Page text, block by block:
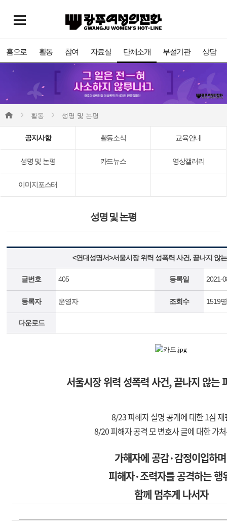
홈으로 활동 참여 자료실 단체소개 부설기관 상담
활동 성명 및 논평
공지사항 활동소식 교육안내
성명 및 논평 카드뉴스 영상갤러리
이미지포스터
성명 및 논평
<연대성명서>서울시장 위력 성폭력 사건, 끝나지 않
글번호 405 등록일 2021-
등록자 운영자 조회수 1519명
다운로드
서울시장 위력 성폭력 사건,끝나지 않는
8/23피해자 실명 공개에 대한1심 재
8/20피해자 공격 모 변호사 글에 대한 가
가해자에 공감·감정이입하
피해자·조력자를 공격하는 행
함께 멈추게 나서자